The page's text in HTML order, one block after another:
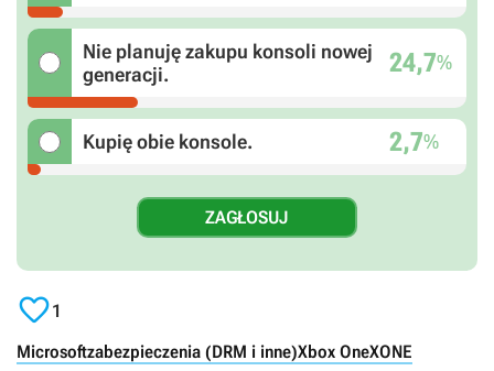
Nie planuję zakupu konsoli nowej
generacji.
24,7%
Kupię obie konsole. 2,7%
1
Microsoftzabezpieczenia (DRM i inne)Xbox OneXONE